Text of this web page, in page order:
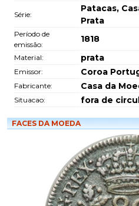
Série:
Patacas,
Prata
Período de
emissão:
1818
Material: prata
Emissor: Coroa
Fabricante: Casa da
Situacao: fora de
FACES DA MOEDA